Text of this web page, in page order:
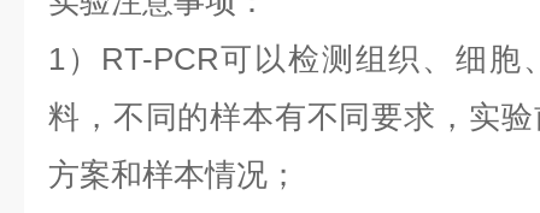
1 ） RT-PCR可以检测组织、细胞
料，不同的样本有不同要求，实
方案和样本情况；